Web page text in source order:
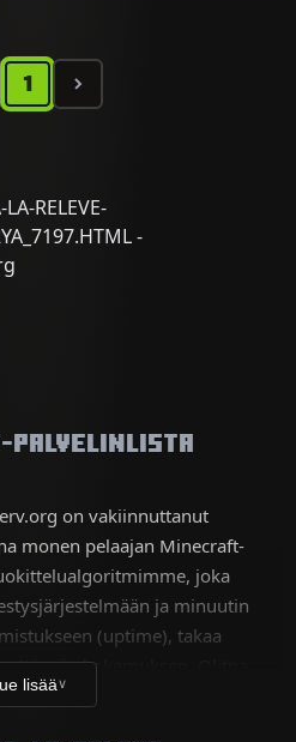
1
palvelinlista
on vakiinnuttanut
monen pelaajan Minecraft-
joka
ja minuutin
(uptime), takaa
kokemuksen. Olitpa
tai hupia hakeva uusi
lisää∨